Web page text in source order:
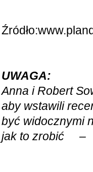
UWAGA:
Anna i Robert
aby wstawili
być widocznymi
jak to zrobić